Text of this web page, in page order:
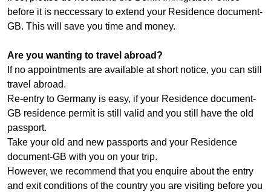
before it is neccessary to extend your Residence document-
GB. This will save you time and money.
Are you wanting to travel abroad?
If no appointments are available at short notice, you can still
travel abroad.
Re-entry to Germany is easy, if your Residence document-
GB residence permit is still valid and you still have the old
passport.
Take your old and new passports and your Residence
document-GB with you on your trip.
However, we recommend that you enquire about the entry
and exit conditions of the country you are visiting before you